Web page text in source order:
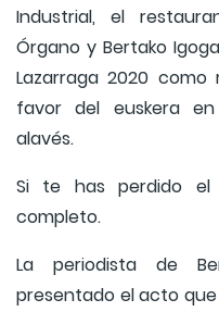
Industrial, el
Órgano y Bertako
Lazarraga 2020
favor del euskera
alavés.
Si te has perdido
completo.
La periodista de
presentado el acto